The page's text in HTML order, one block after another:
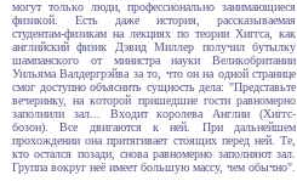
могут только люди, профессионально занимающиеся
физикой. Есть даже история, рассказы­ваемая
студентам-физикам на лекциях по теории Хиггса, как
английский физик Дэвид Миллер получил бутылку
шампанского от министра науки Велико­британии
Уильяма Валдер­грэйва за то, что он на одной странице
смог доступно объяснить сущность дела: "Представьте
вечеринку, на которой пришедшие гости равно­мерно
заполнили зал... Входит королева Англии (Хиггс-
бозон). Все двигаются к ней. При дальнейшем
прохождении она притягивает стоящих перед ней. Те,
кто остался позади, снова равно­мерно заполняют зал.
Группа вокруг неё имеет большую массу, чем обычно".